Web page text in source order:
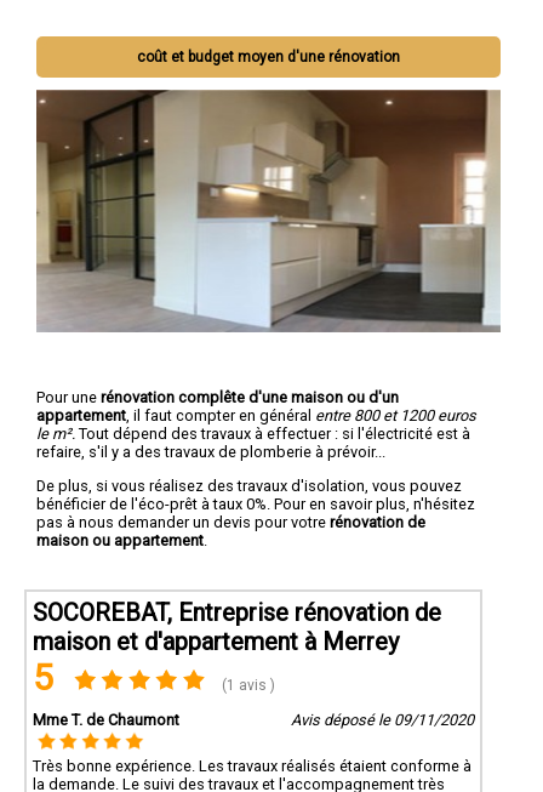
coût et budget moyen d'une rénovation
Pour une rénovation complête d'une maison ou d'un
appartement , il faut compter en général entre 800 et 1200 euros
le m². Tout dépend des travaux à effectuer : si l'électricité est à
refaire, s'il y a des travaux de plomberie à prévoir...
De plus, si vous réalisez des travaux d'isolation, vous pouvez
bénéficier de l'éco-prêt à taux 0%. Pour en savoir plus, n'hésitez
pas à nous demander un devis pour votre rénovation de
maison ou appartement
SOCOREBAT, Entreprise rénovation de
maison et d'appartement à Merrey
5 (1 avis )
Mme T. de Chaumont Avis déposé le 09/11/2020
Très bonne expérience. Les travaux réalisés étaient conforme à
la demande. Le suivi des travaux et l'accompagnement très